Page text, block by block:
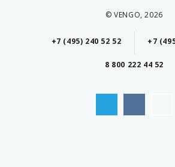
© VENGO, 2026
+7 (495) 240 52 52 +7
8 800 222 44 52